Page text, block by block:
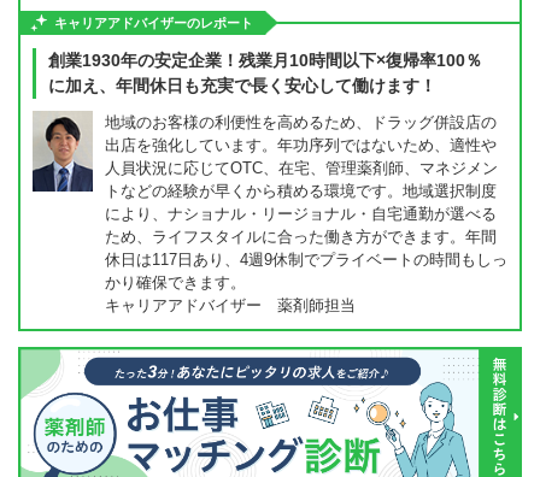
キャリアアドバイザーのレポート
創業1930年の安定企業！残業月10時間以下×復帰率100％
に加え、年間休日も充実で長く安心して働けます！
地域のお客様の利便性を高めるため、ドラッグ併設店の
出店を強化しています。年功序列ではないため、適性や
人員状況に応じてOTC、在宅、管理薬剤師、マネジメン
トなどの経験が早くから積める環境です。地域選択制度
により、ナショナル・リージョナル・自宅通勤が選べる
ため、ライフスタイルに合った働き方ができます。年間
休日は117日あり、4週9休制でプライベートの時間もしっ
かり確保できます。
キャリアアドバイザー 薬剤師担当